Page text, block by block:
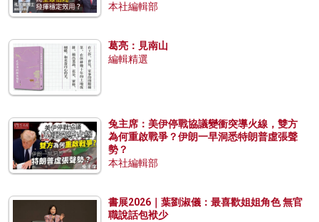
本社編輯部
葛亮：見南山
編輯精選
兔主席：美伊停戰協議變衝突導火線，雙方
為何重啟戰爭？伊朗一早洞悉特朗普虛張聲
勢？
本社編輯部
書展2026｜葉劉淑儀：最喜歡姐姐角色 無官
職說話包袱少